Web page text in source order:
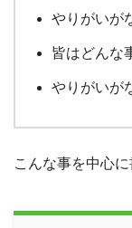
やりがいが
皆はどんな
やりがいが
こんな事を中心